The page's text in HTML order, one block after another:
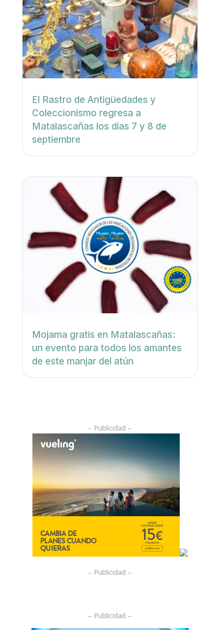
El Rastro de Antigüedades y
Coleccionismo regresa a
Matalascañas los días 7 y 8 de
septiembre
Mojama gratis en Matalascañas:
un evento para todos los amantes
de este manjar del atún
– Publicidad –
– Publicidad –
– Publicidad –